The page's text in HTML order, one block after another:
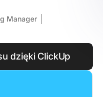
Manager
dzięki ClickUp